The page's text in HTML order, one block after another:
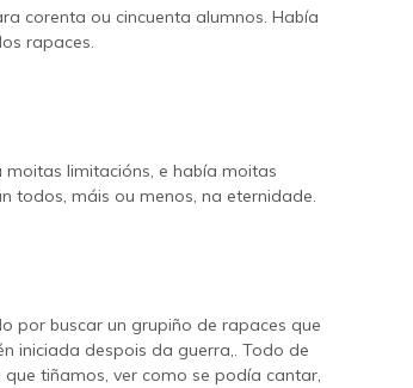
corenta ou cincuenta alumnos. Había
rapaces.
limitacións, e había moitas
todos, máis ou menos, na eternidade.
por buscar un grupiño de rapaces que
iniciada despois da guerra,. Todo de
tiñamos, ver como se podía cantar,